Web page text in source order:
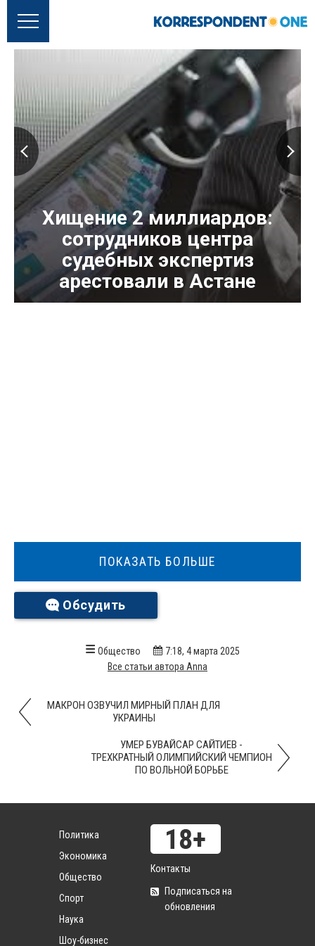
Хищение 2 миллиардов:
сотрудников центра
судебных экспертиз
арестовали в Астане
ПОКАЗАТЬ БОЛЬШЕ
Обсудить
Общество
7:18, 4 марта 2025
Все статьи автора Anna
МАКРОН ОЗВУЧИЛ МИРНЫЙ ПЛАН ДЛЯ
УКРАИНЫ
УМЕР БУВАЙСАР САЙТИЕВ -
ТРЕХКРАТНЫЙ ОЛИМПИЙСКИЙ ЧЕМПИОН
ПО ВОЛЬНОЙ БОРЬБЕ
Политика
Экономика
Общество
Спорт
Наука
Шоу-бизнес
Контакты
Подписаться на
обновления